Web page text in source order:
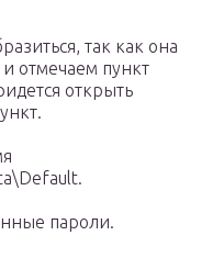
так как она
отмечаем пункт
открыть
пароли.